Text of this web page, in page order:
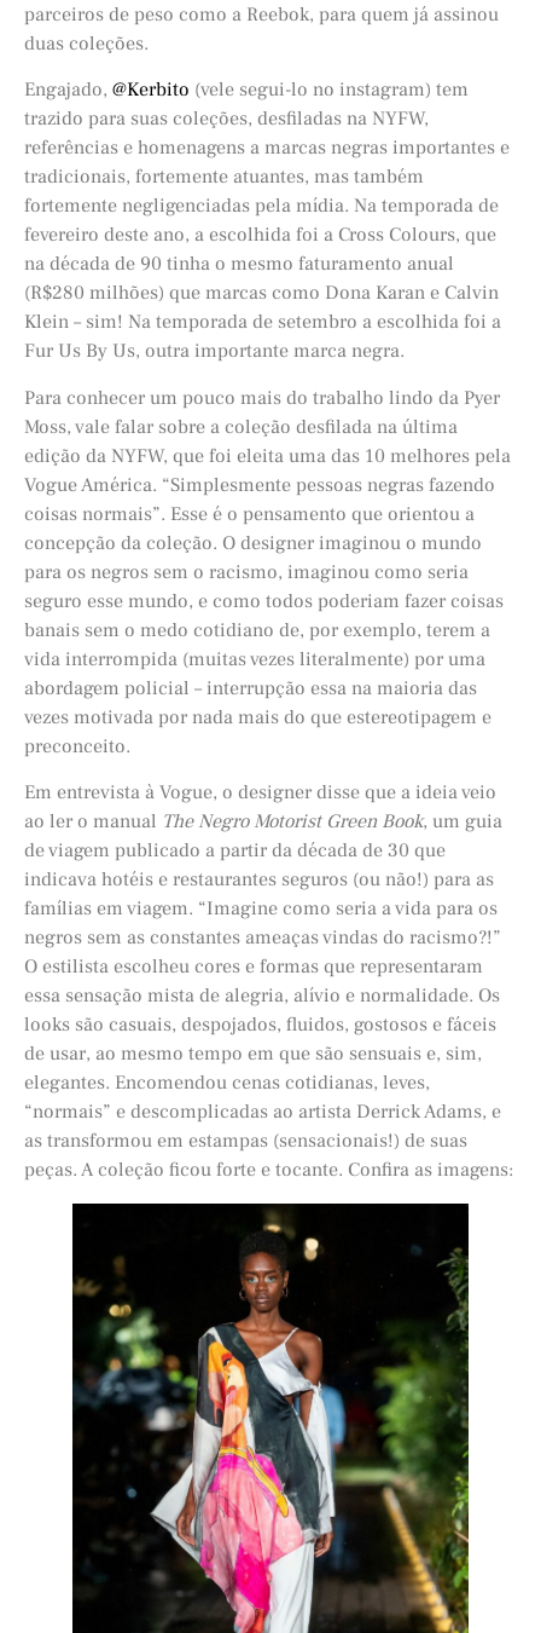
parceiros de peso como a Reebok, para quem já assinou
duas coleções.
Engajado, @Kerbito (vele segui-lo no instagram) tem
trazido para suas coleções, desfiladas na NYFW,
referências e homenagens a marcas negras importantes e
tradicionais, fortemente atuantes, mas também
fortemente negligenciadas pela mídia. Na temporada de
fevereiro deste ano, a escolhida foi a Cross Colours, que
na década de 90 tinha o mesmo faturamento anual
(R$280 milhões) que marcas como Dona Karan e Calvin
Klein – sim! Na temporada de setembro a escolhida foi a
Fur Us By Us, outra importante marca negra.
Para conhecer um pouco mais do trabalho lindo da Pyer
Moss, vale falar sobre a coleção desfilada na última
edição da NYFW, que foi eleita uma das 10 melhores pela
Vogue América. “Simplesmente pessoas negras fazendo
coisas normais”. Esse é o pensamento que orientou a
concepção da coleção. O designer imaginou o mundo
para os negros sem o racismo, imaginou como seria
seguro esse mundo, e como todos poderiam fazer coisas
banais sem o medo cotidiano de, por exemplo, terem a
vida interrompida (muitas vezes literalmente) por uma
abordagem policial – interrupção essa na maioria das
vezes motivada por nada mais do que estereotipagem e
preconceito.
Em entrevista à Vogue, o designer disse que a ideia veio
ao ler o manual The Negro Motorist Green Book, um guia
de viagem publicado a partir da década de 30 que
indicava hotéis e restaurantes seguros (ou não!) para as
famílias em viagem. “Imagine como seria a vida para os
negros sem as constantes ameaças vindas do racismo?!”
O estilista escolheu cores e formas que representaram
essa sensação mista de alegria, alívio e normalidade. Os
looks são casuais, despojados, fluidos, gostosos e fáceis
de usar, ao mesmo tempo em que são sensuais e, sim,
elegantes. Encomendou cenas cotidianas, leves,
“normais” e descomplicadas ao artista Derrick Adams, e
as transformou em estampas (sensacionais!) de suas
peças. A coleção ficou forte e tocante. Confira as imagens: